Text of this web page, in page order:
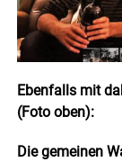
Ebenfalls mit
(Foto oben):
Die gemeinen